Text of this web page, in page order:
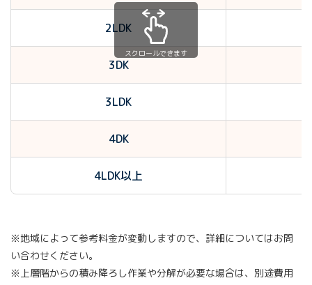
2LDK
3DK
3LDK
4DK
4LDK以上
スクロールできます
※地域によって参考料金が変動しますので、詳細についてはお問
い合わせください。
※上層階からの積み降ろし作業や分解が必要な場合は、別途費用